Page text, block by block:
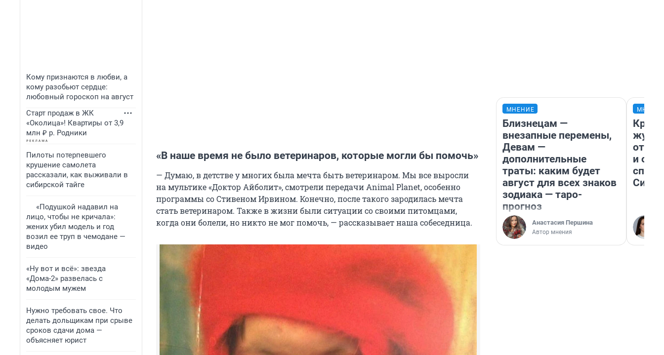
Кому признаются в любви, а
кому разобьют сердце:
любовный гороскоп на август
Старт продаж в ЖК
«Околица»! Квартиры от 3,9
млн ₽ р. Родники
Пилоты потерпевшего
крушение самолета
рассказали, как выживали в
сибирской тайге
«Подушкой надавил на
лицо, чтобы не кричала»:
жених убил модель и год
возил ее труп в чемодане —
видео
«Ну вот и всё»: звезда
«Дома-2» развелась с
молодым мужем
Нужно требовать свое. Что
делать дольщикам при срыве
сроков сдачи дома —
объясняет юрист
«В наше время не было ветеринаров, которые могли бы помочь»
— Думаю, в детстве у многих была мечта быть ветеринаром. Мы все выросли
на мультике «Доктор Айболит», смотрели передачи Animal Planet, особенно
программы со Стивеном Ирвином. Конечно, после такого зародилась мечта
стать ветеринаром. Также в жизни были ситуации со своими питомцами,
когда они болели, но никто не мог помочь, — рассказывает наша собеседница.
МНЕНИЕ
Близнецам —
внезапные перемены,
Девам —
дополнительные
траты: каким будет
август для всех знаков
зодиака — таро-
прогноз
Анастасия Першина
Автор мнения
и